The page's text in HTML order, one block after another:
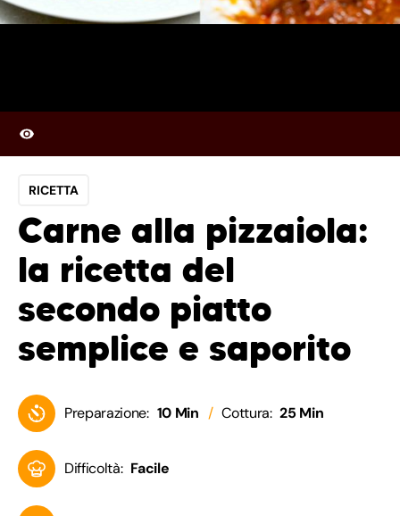
RICETTA
Carne alla pizzaiola:
la ricetta del
secondo piatto
semplice e saporito
Preparazione: 10 Min Cottura: 25 Min
Difficoltà: Facile